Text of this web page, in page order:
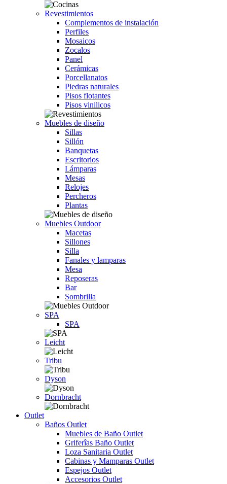
Revestimientos
Complementos de instalación
Perfiles
Mosaicos
Zocalos
Panel
Cerámicas
Porcellanatos
Piedras naturales
Pisos flotantes
Pisos vinilicos
Muebles de diseño
Sillas
Sillón
Banquetas
Escritorios
Lámparas
Mesas
Relojes
Percheros
Plantas
Muebles Outdoor
Macetas
Sillones
Silla
Fanales y lamparas
Mesa
Reposeras
Bar
Sombrilla
SPA
SPA
Leicht
Tribu
Dyson
Dornbracht
Outlet
Baños Outlet
Muebles de Baño Outlet
Griferîas Baño Outlet
Loza Sanitaria Outlet
Cabinas y Mamparas Outlet
Espejos Outlet
Accesorios Outlet